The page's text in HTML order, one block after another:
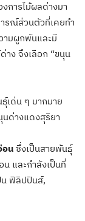
การไม้ผลด่างมา
รณ์ส่วนตัวที่เคยทำ
ามผูกพันและมี
าง จึงเลือก “ขนุน
เด่น ๆ มากมาย
นด่างแดงสุริยา
อน ซึ่งเป็นสายพันธุ์
และกำลังเป็นที่
น ฟิลิปปินส์,